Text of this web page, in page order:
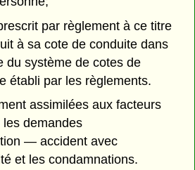
par règlement à ce titre
à sa cote de conduite dans
du système de cotes de
établi par les règlements.
assimilées aux facteurs
demandes
— accident avec
et les condamnations.